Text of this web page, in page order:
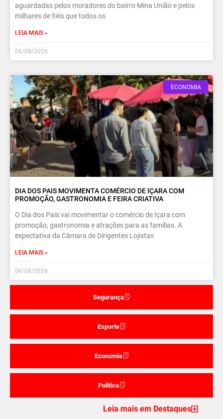
Segurança
Esporte
Economia
Politica
aguardadas pelos moradores do bairro Mina União e pelos
milhares de fiéis que todos os
LEIA MAIS »
06/08/2026
ECONOMIA
DIA DOS PAIS MOVIMENTA COMÉRCIO DE IÇARA COM
PROMOÇÃO, GASTRONOMIA E FEIRA CRIATIVA
O Dia dos Pais vai movimentar o comércio de Içara com
promoção, gastronomia e atrações para as famílias. A
expectativa da Câmara de Dirigentes Lojistas
LEIA MAIS »
06/08/2026
Leia mais em Destaques